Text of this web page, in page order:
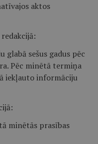
aktos
sešus gadus pēc
Pēc minētā termiņa
iekļauto informāciju
minētās prasības